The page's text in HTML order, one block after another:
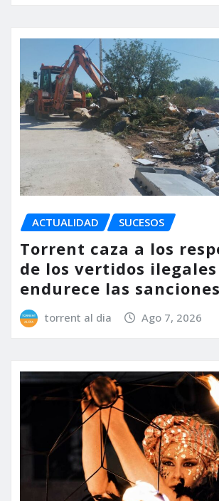
ACTUALIDAD SUCESOS
Torrent caza a los
de los vertidos
endurece las sanciones
torrent al dia Ago 7, 2026